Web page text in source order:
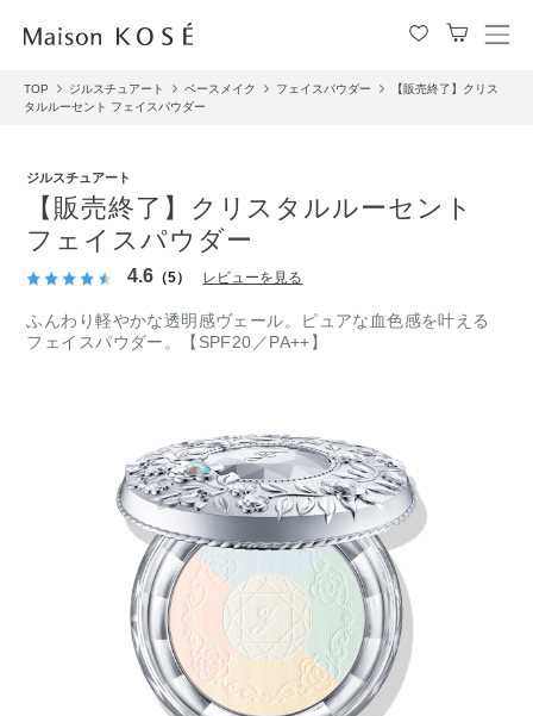
メ
TOP ジルスチュアート ベースメイク フェイスパウダー
【販売終了】クリス
タルルーセント フェイスパウダー
ジルスチュアート
【販売終了】クリスタルルーセント
フェイスパウダー
4.6 （5） レビューを見る
ふんわり軽やかな透明感ヴェール。ピュアな血色感を叶える
フェイスパウダー。【SPF20／PA++】